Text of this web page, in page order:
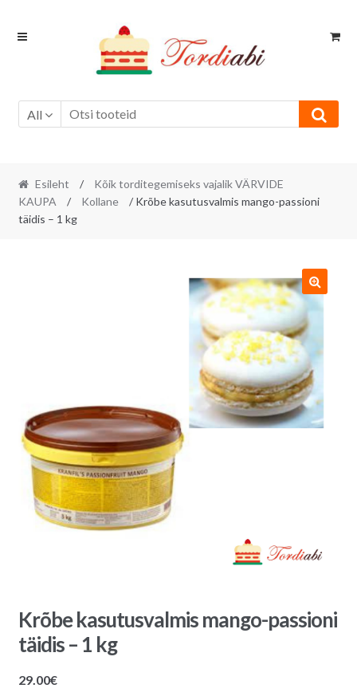
Skip
Skip
All
Esileht /
Kõik torditegemiseks vajalik VÄRVIDE
KAUPA
/ Kollane
/ Krõbe kasutusvalmis mango-passioni
täidis – 1 kg
Krõbe kasutusvalmis mango-passioni
täidis – 1 kg
29.00€